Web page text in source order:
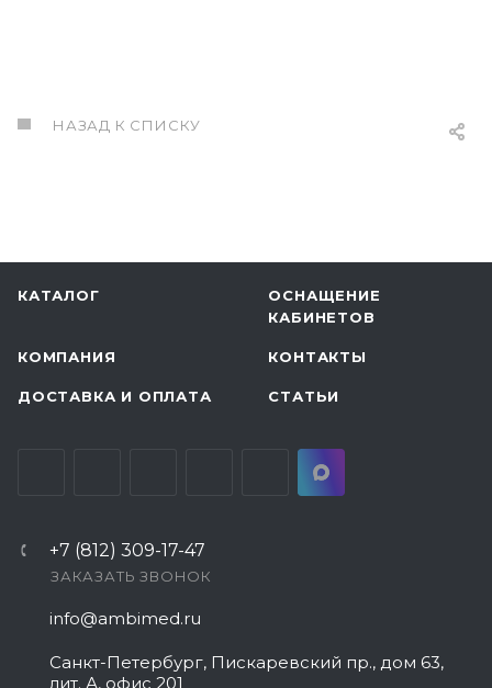
НАЗАД К СПИСКУ
КАТАЛОГ
ОСНАЩЕНИЕ
КАБИНЕТОВ
КОМПАНИЯ КОНТАКТЫ
ДОСТАВКА И ОПЛАТА СТАТЬИ
+7 (812) 309-17-47
ЗАКАЗАТЬ ЗВОНОК
info@ambimed.ru
Санкт-Петербург, Пискаревский пр., дом 63,
лит. А, офис 201